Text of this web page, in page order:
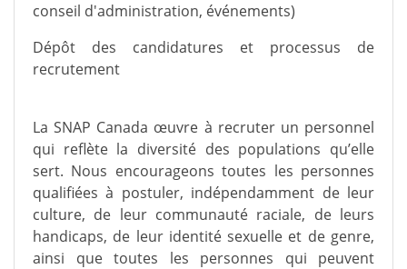
conseil d'administration, événements)
Dépôt des candidatures et processus de
recrutement
La SNAP Canada œuvre à recruter un personnel
qui reflète la diversité des populations qu’elle
sert. Nous encourageons toutes les personnes
qualifiées à postuler, indépendamment de leur
culture, de leur communauté raciale, de leurs
handicaps, de leur identité sexuelle et de genre,
ainsi que toutes les personnes qui peuvent